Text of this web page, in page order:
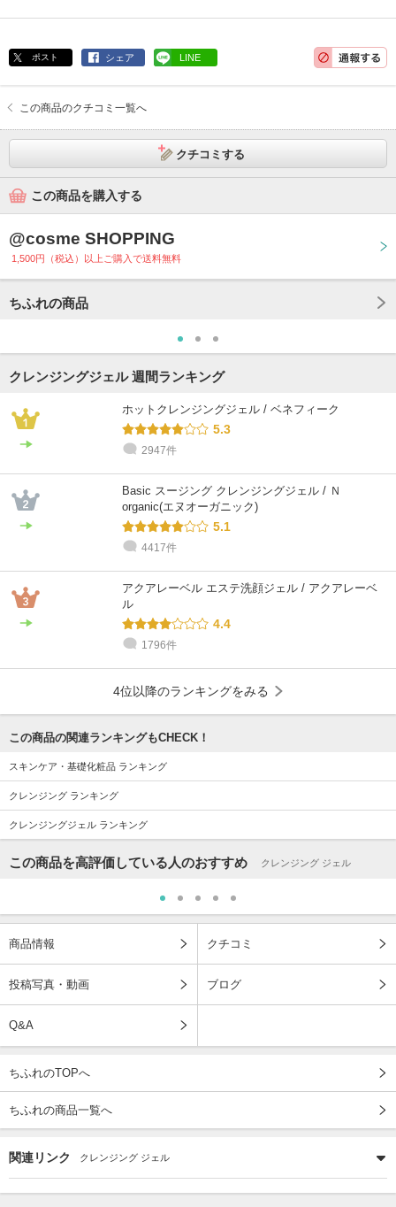
ポスト シェア LINE
この商品のクチコミ一覧へ
クチコミする
この商品を購入する
@cosme SHOPPING
1,500円（税込）以上ご購入で送料無料
ちふれの商品
クレンジングジェル 週間ランキング
ホットクレンジングジェル / ベネフィーク
5.3
2947件
Basic スージング クレンジングジェル / Ｎ
organic(エヌオーガニック)
5.1
4417件
アクアレーベル エステ洗顔ジェル / アクアレーベ
ル
4.4
1796件
4位以降のランキングをみる
この商品の関連ランキングもCHECK！
スキンケア・基礎化粧品 ランキング
クレンジング ランキング
クレンジングジェル ランキング
この商品を高評価している人のおすすめ クレンジング ジェル
商品情報 クチコミ
投稿写真・動画 ブログ
Q&A
ちふれのTOPへ
ちふれの商品一覧へ
関連リンク クレンジング ジェル